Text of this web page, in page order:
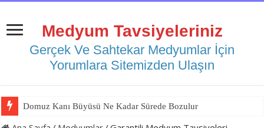
Medyum Tavsiyeleriniz
Gerçek Ve Sahtekar Medyumlar İçin
Yorumlara Sitemizden Ulaşın
Domuz Kanı Büyüsü Ne Kadar Sürede Bozulur
Tırnak Büyüsü Nasıl Bozulur